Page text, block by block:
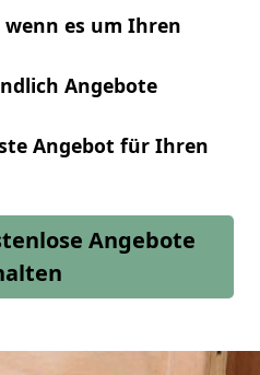
es um Ihren
Angebote
Angebot für Ihren
Angebote